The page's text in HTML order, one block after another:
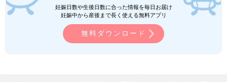
妊娠日数や生後日数に合った情報を毎日お届け
妊娠中から産後まで長く使える無料アプリ
無料ダウンロード